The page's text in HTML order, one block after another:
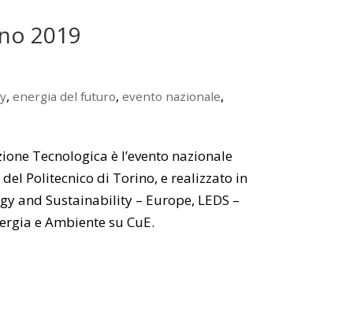
2019
, energia del futuro, evento nazionale,
Tecnologica è l’evento nazionale
del Politecnico di Torino, e realizzato in
and Sustainability – Europe, LEDS –
e Ambiente su CuE.